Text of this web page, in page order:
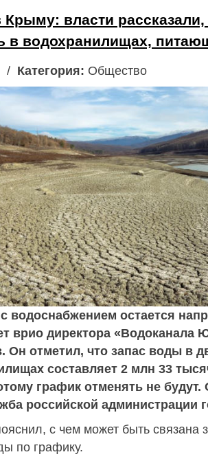
Крыму: власти
в водохранилищах,
/ Категория: Общество
водоснабжением остается
врио директора «Водоканала
Он отметил, что запас воды в
составляет 2 млн 33
график отменять не
российской администрации
с чем может быть связана
по графику.